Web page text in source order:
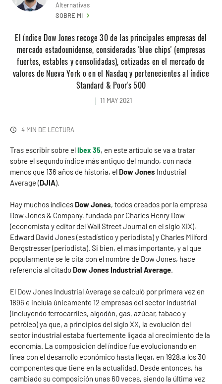
Alternativas
SOBRE MI
El índice Dow Jones recoge 30 de las principales empresas del
mercado estadounidense, consideradas 'blue chips' (empresas
fuertes, estables y consolidadas), cotizadas en el mercado de
valores de Nueva York o en el Nasdaq y pertenecientes al índice
Standard & Poor's 500
11 MAY 2021
4 MIN DE LECTURA
Tras escribir sobre elIbex 35, en este artículo se va a tratar
sobre el segundo índice más antiguo del mundo, con nada
menos que 136 años de historia, el Dow Jones Industrial
Average (DJIA).
Hay muchos índices Dow Jones, todos creados por la empresa
Dow Jones & Company, fundada por Charles Henry Dow
(economista y editor del Wall Street Journal en el siglo XIX),
Edward David Jones (estadístico y periodista) y Charles Milford
Bergstresser (periodista). Si bien, el más importante, y al que
popularmente se le cita con el nombre de Dow Jones, hace
referencia al citado Dow Jones Industrial Average.
El Dow Jones Industrial Average se calculó por primera vez en
1896 e incluía únicamente 12 empresas del sector industrial
(incluyendo ferrocarriles, algodón, gas, azúcar, tabaco y
petróleo) ya que, a principios del siglo XX, la evolución del
sector industrial estaba fuertemente ligada al crecimiento de la
economía. La composición del índice fue evolucionando en
línea con el desarrollo económico hasta llegar, en 1928,a los 30
componentes que tiene en la actualidad. Desde entonces, ha
cambiado su composición unas 60 veces, siendo la última vez